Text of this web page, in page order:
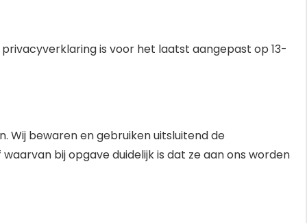
is voor het laatst aangepast op 13-
Wij bewaren en gebruiken uitsluitend de
bij opgave duidelijk is dat ze aan ons worden